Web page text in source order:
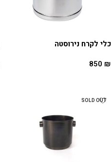
כלי לקרח נירוסטה
850 ₪
SOLD OUT